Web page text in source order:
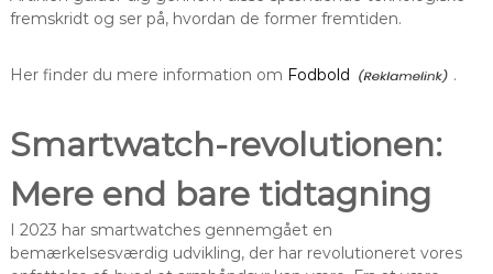
fremskridt og ser på, hvordan de former fremtiden.
Her finder du mere information om Fodbold .
Smartwatch-revolutionen:
Mere end bare tidtagning
I 2023 har smartwatches gennemgået en
bemærkelsesværdig udvikling, der har revolutioneret vores